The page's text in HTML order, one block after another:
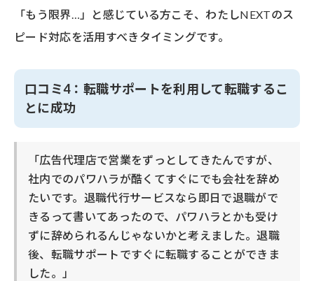
「もう限界…」と感じている方こそ、わたしNEXTのス
ピード対応を活用すべきタイミングです。
口コミ4：転職サポートを利用して転職するこ
とに成功
「広告代理店で営業をずっとしてきたんですが、
社内でのパワハラが酷くてすぐにでも会社を辞め
たいです。退職代行サービスなら即日で退職がで
きるって書いてあったので、パワハラとかも受け
ずに辞められるんじゃないかと考えました。退職
後、転職サポートですぐに転職することができま
した。」